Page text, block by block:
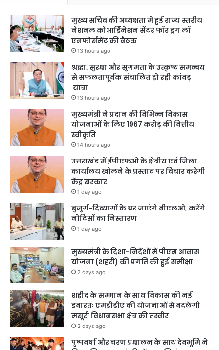
मुख्य सचिव की अध्यक्षता में हुई राज्य स्तरीय
नेशनल कोआर्डिनेशन सेंटर फॉर ड्रग लॉ
एनफोर्समेंट की बैठक
13 hours ago
श्रद्धा, सुरक्षा और सुगमता के उत्कृष्ट समन्वय
से सफलतापूर्वक संचालित हो रही कांवड़
यात्रा
13 hours ago
मुख्यमंत्री ने प्रदान की विभिन्न विकास
योजनाओं के लिए 1967 करोड़ की वित्तीय
स्वीकृति
14 hours ago
उत्तराखंड में ईपीएफओ के क्षेत्रीय एवं जिला
कार्यालय खोलने के प्रस्ताव पर विचार करेगी
केंद्र सरकार
1 day ago
बुजुर्ग-दिव्यांगों के घर जाएंगे बीएलओ, करेंगे
नोटिसों का निस्तारण
1 day ago
मुख्यमंत्री के दिशा-निर्देशों में पीएम आवास
योजना (शहरी) की प्रगति की हुई समीक्षा
2 days ago
शहीद के सम्मान के साथ विकास की नई
इबारतः एमडीडीए की योजनाओं से बदलेगी
मसूरी विधानसभा क्षेत्र की तस्वीर
3 days ago
पुष्पवर्षा और चरण प्रक्षालन के साथ देवभूमि ने